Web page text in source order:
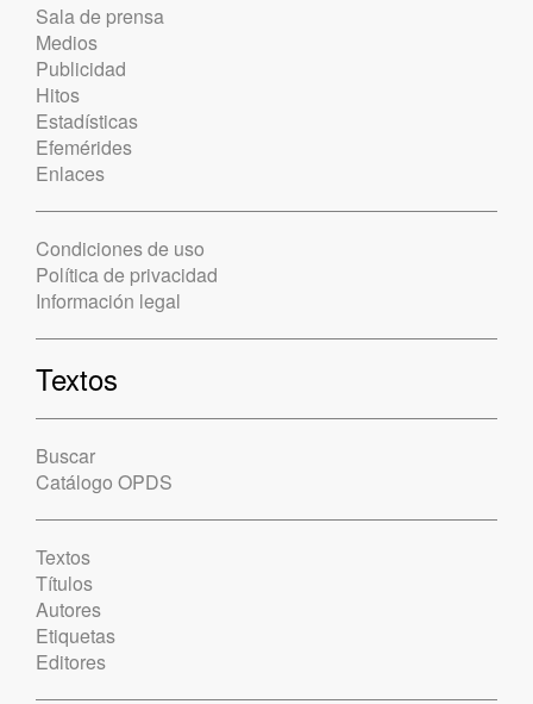
Sala de prensa
Medios
Publicidad
Hitos
Estadísticas
Efemérides
Enlaces
Condiciones de uso
Política de privacidad
Información legal
Textos
Buscar
Catálogo OPDS
Textos
Títulos
Autores
Etiquetas
Editores